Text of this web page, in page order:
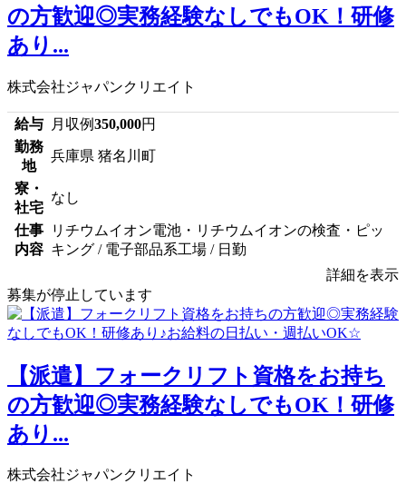
の方歓迎◎実務経験なしでもOK！研修
あり...
株式会社ジャパンクリエイト
給与 月収例350,000円
勤務
地
兵庫県 猪名川町
寮・
社宅
なし
仕事
内容
リチウムイオン電池・リチウムイオンの検査・ピッ
キング / 電子部品系工場 / 日勤
詳細を表示
募集が停止しています
【派遣】フォークリフト資格をお持ち
の方歓迎◎実務経験なしでもOK！研修
あり...
株式会社ジャパンクリエイト